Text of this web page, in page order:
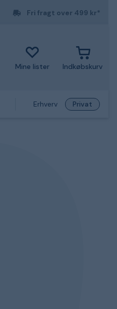
Fri fragt over 499 kr*
Mine lister Indkøbskurv
Erhverv Privat